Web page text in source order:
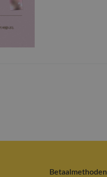
Betaalmethoden